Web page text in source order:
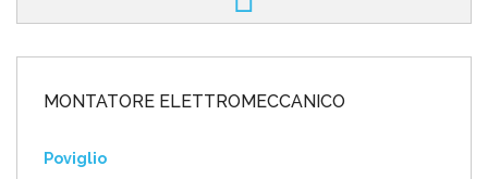
MONTATORE ELETTROMECCANICO
Poviglio